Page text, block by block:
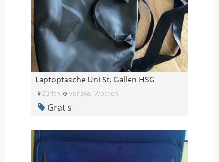
Laptoptasche Uni St. Gallen HSG
Zürich Vor zwei Wochen
Gratis